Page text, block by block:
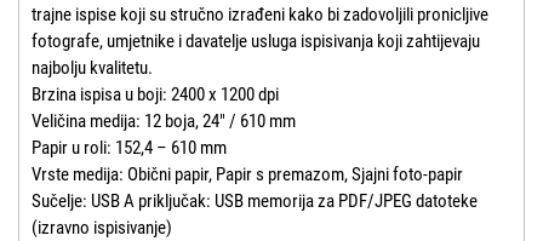
trajne ispise koji su stručno izrađeni kako bi zadovoljili pronicljive
fotografe, umjetnike i davatelje usluga ispisivanja koji zahtijevaju
najbolju kvalitetu.
Brzina ispisa u boji: 2400 x 1200 dpi
Veličina medija: 12 boja, 24" / 610 mm
Papir u roli: 152,4 – 610 mm
Vrste medija: Obični papir, Papir s premazom, Sjajni foto-papir
Sučelje: USB A priključak: USB memorija za PDF/JPEG datoteke
(izravno ispisivanje)